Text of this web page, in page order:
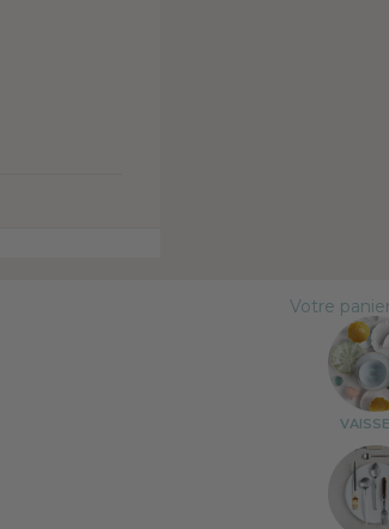
Votre